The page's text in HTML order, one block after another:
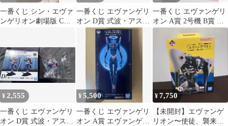
一番くじ シン・エヴァ
ンゲリオン劇場版 C賞
一番くじ エヴァンゲリ
オン D賞 式波・アス
カ・ラングレー
一番くじ エヴァンゲリ
オン A賞 2号機 B賞 ア
スカ フィギュア
¥ 2,555
一番くじ エヴァンゲリ
オン D賞 式波・アス
¥5,500
一番くじ エヴァンゲリ
オン A賞 エヴァンゲリ
¥7,750
【未開封】エヴァンゲ
リオン〜使徒、襲来〜